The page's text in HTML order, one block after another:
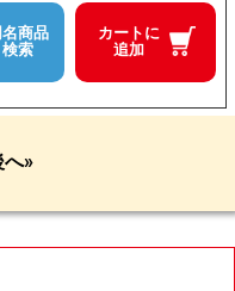
カートに
追加
名商品
検索
へ»